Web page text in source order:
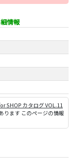
情報
SHOP カタログ VOL.11
ります このページの情報